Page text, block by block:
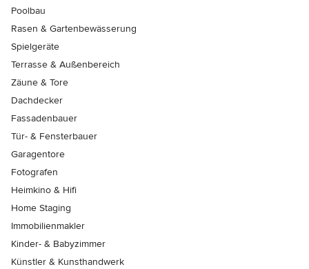
Poolbau
Rasen & Gartenbewässerung
Spielgeräte
Terrasse & Außenbereich
Zäune & Tore
Dachdecker
Fassadenbauer
Tür- & Fensterbauer
Garagentore
Fotografen
Heimkino & Hifi
Home Staging
Immobilienmakler
Kinder- & Babyzimmer
Künstler & Kunsthandwerk